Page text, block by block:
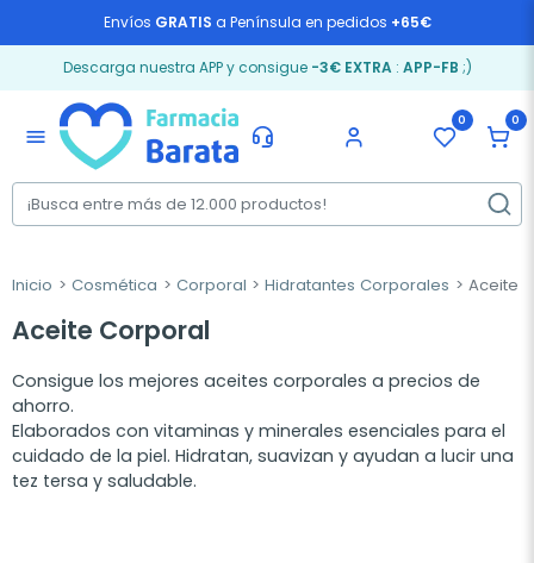
Envíos GRATIS a Península en pedidos +65€
Descarga nuestra APP y consigue -3€ EXTRA: APP-FB ;)
menu
0 0
Inicio Cosmética Corporal Hidratantes Corporales Aceite
Aceite Corporal
Consigue los mejores aceites corporales a precios de
ahorro.
Elaborados con vitaminas y minerales esenciales para el
cuidado de la piel. Hidratan, suavizan y ayudan a lucir una
tez tersa y saludable.